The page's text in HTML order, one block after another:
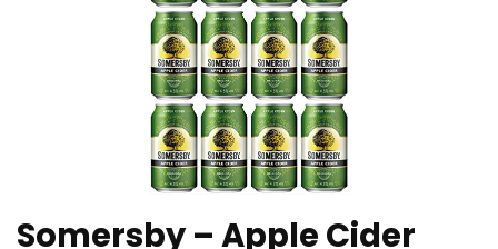
Somersby – Apple Cider